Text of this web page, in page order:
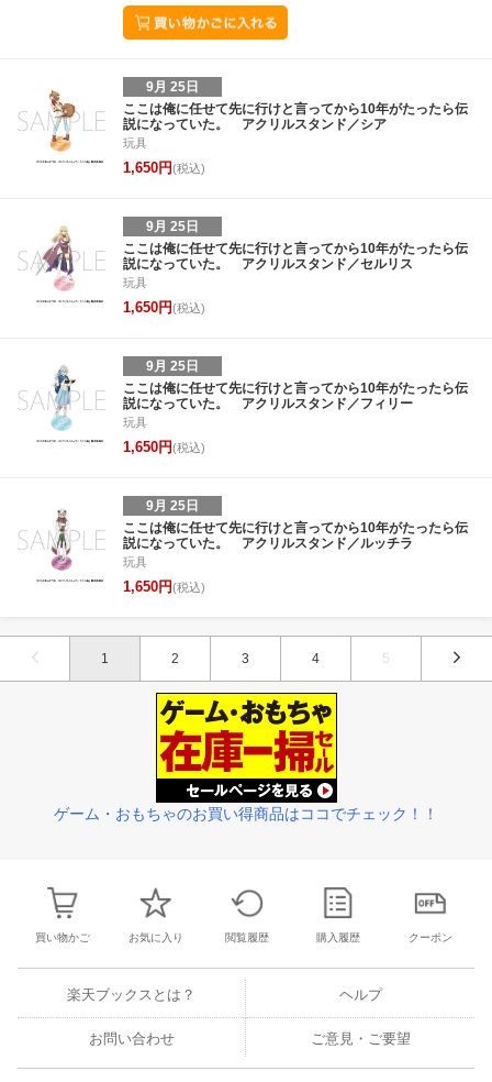
9月 25日
ここは俺に任せて先に行けと言ってから10年がたったら伝
説になっていた。 アクリルスタンド／シア
玩具
1,650円(税込)
9月 25日
ここは俺に任せて先に行けと言ってから10年がたったら伝
説になっていた。 アクリルスタンド／セルリス
玩具
1,650円(税込)
9月 25日
ここは俺に任せて先に行けと言ってから10年がたったら伝
説になっていた。 アクリルスタンド／フィリー
玩具
1,650円(税込)
9月 25日
ここは俺に任せて先に行けと言ってから10年がたったら伝
説になっていた。 アクリルスタンド／ルッチラ
玩具
1,650円(税込)
1 2 3 4 5
ゲーム・おもちゃのお買い得商品はココでチェック！！
買い物かご お気に入り 閲覧履歴 購入履歴 クーポン
楽天ブックスとは？ ヘルプ
お問い合わせ ご意見・ご要望